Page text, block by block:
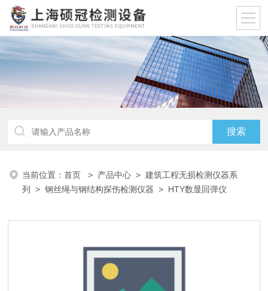
当前位置：首页 > 产品中心 >建筑工程无损检测仪器系
列
>钢丝绳与钢结构探伤检测仪器 > HTY数显回弹仪